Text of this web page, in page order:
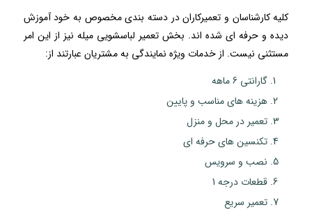
کلیه کارشناسان و تعمیرکاران در دسته بندی مخصوص به خود آموزش
دیده و حرفه ای شده اند. بخش تعمیر لباسشویی میله نیز از این امر
مستثنی نیست. از خدمات ویژه نمایندگی به مشتریان عبارتند از:
گارانتی 6 ماهه
هزینه های مناسب و پایین
تعمیر در محل و منزل
تکنسین های حرفه ای
نصب و سرویس
قطعات درجه 1
تعمیر سریع